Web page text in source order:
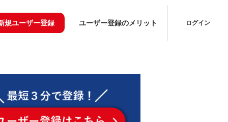
規ユーザー登録 ユーザー登録のメリット ログイン